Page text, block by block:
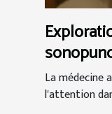
La médecine
l'attention